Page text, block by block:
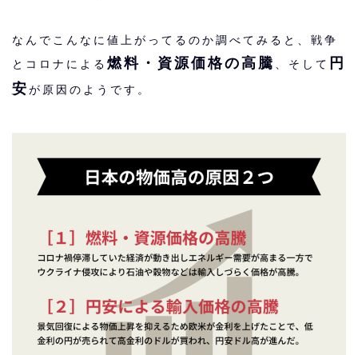
なんでこんなに値上がってるのか調べてみると、戦争
とコロナによる 燃料・資源価格の高騰 、そして 円
安が原因のようです。